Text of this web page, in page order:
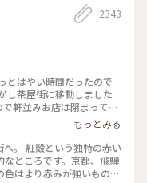
2343
とはやい時間だったので
し茶屋街に移動しました
軒並みお店は閉まってる
フトも油取り紙も買えな
やお買い物ができない代わ
古い街並みを 観光客少な
シです👍 賑やかなひがし
おくとして 昔の風情を
もっとみる
赤い
ところです。京都、飛騨
はより赤みが強いものだ